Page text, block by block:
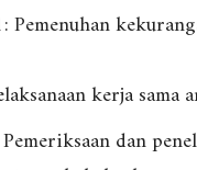
kerja
dan